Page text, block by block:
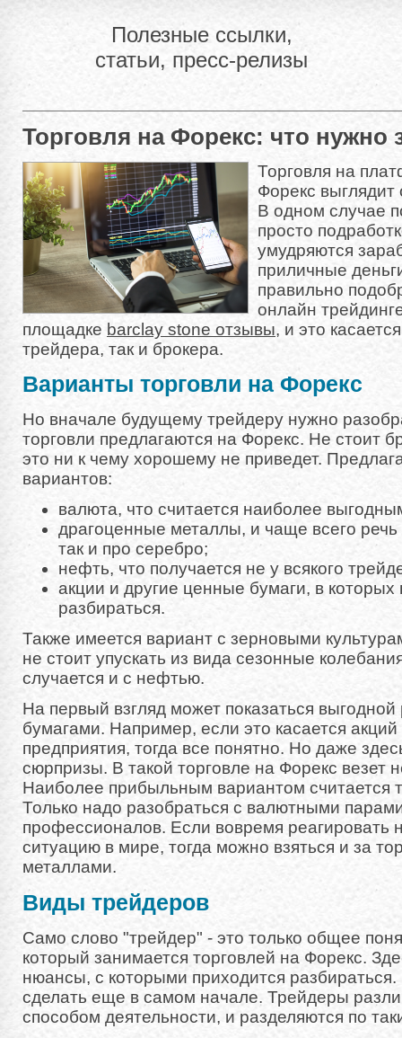
Полезные ссылки,
статьи, пресс-релизы
Торговля на Форекс: что нужно
Торговля на
Форекс выглядит
В одном случае
просто
умудряются
приличные
правильно
онлайн
площадке barclay stone отзывы, и это
трейдера, так и брокера.
Варианты торговли на Форекс
Но вначале будущему трейдеру нужно
торговли предлагаются на Форекс. Не стоит
это ни к чему хорошему не приведет.
вариантов:
валюта, что считается наиболее
драгоценные металлы, и чаще всего речь
так и про серебро;
нефть, что получается не у всякого
акции и другие ценные бумаги, в
разбираться.
Также имеется вариант с зерновыми
не стоит упускать из вида сезонные
случается и с нефтью.
На первый взгляд может показаться
бумагами. Например, если это касается
предприятия, тогда все понятно. Но даже
сюрпризы. В такой торговле на Форекс везет
Наиболее прибыльным вариантом считается
Только надо разобраться с валютными
профессионалов. Если вовремя реагировать
ситуацию в мире, тогда можно взяться и за
металлами.
Виды трейдеров
Само слово "трейдер" - это только общее
который занимается торговлей на Форекс.
нюансы, с которыми приходится
сделать еще в самом начале. Трейдеры
способом деятельности, и разделяются по